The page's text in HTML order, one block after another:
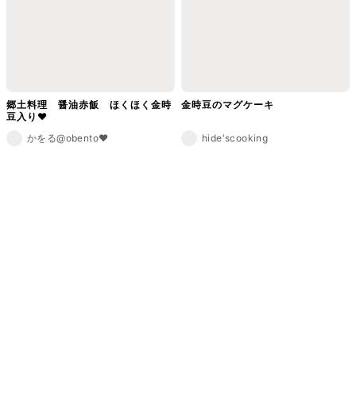
郷土料理 醤油赤飯 ほくほく金時
豆入り❤︎
かをる@obento❤︎
金時豆のマグケーキ
hide'scooking